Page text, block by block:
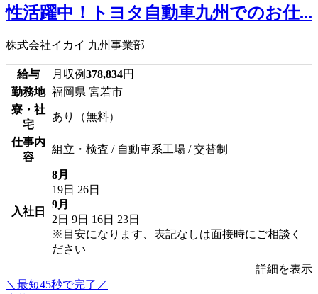
性活躍中！トヨタ自動車九州でのお仕...
株式会社イカイ 九州事業部
給与 月収例378,834円
勤務地 福岡県 宮若市
寮・社
宅
あり（無料）
仕事内
容
組立・検査 / 自動車系工場 / 交替制
入社日
8月
19日 26日
9月
2日 9日 16日 23日
※目安になります、表記なしは面接時にご相談く
ださい
詳細を表示
＼最短45秒で完了／